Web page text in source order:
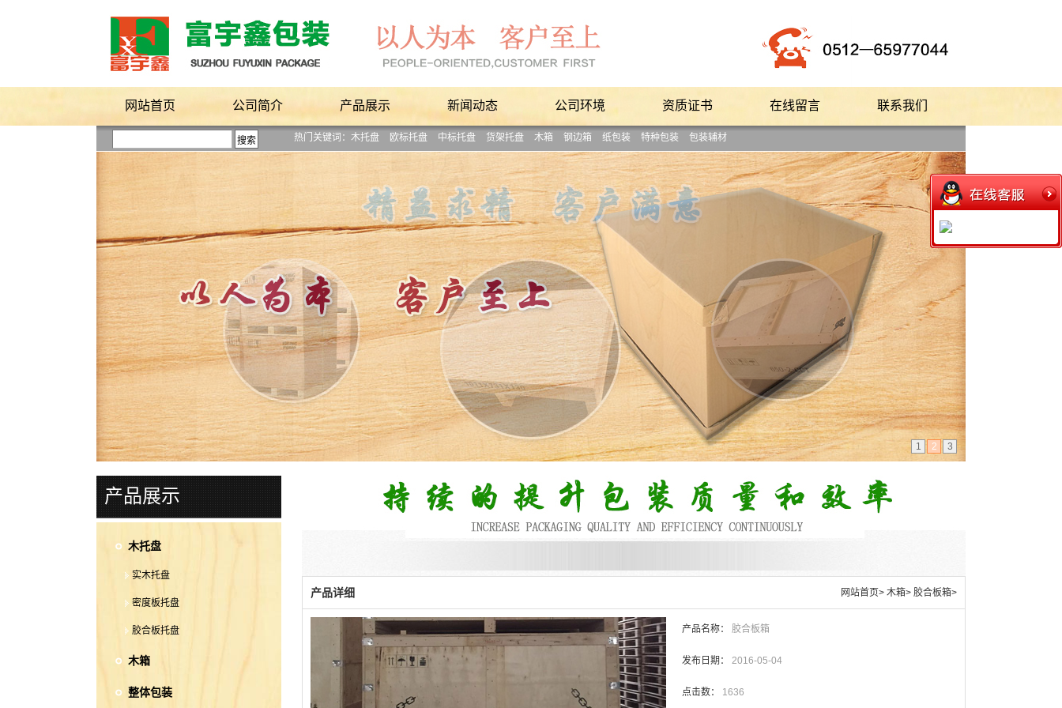
网站首页 公司简介 产品展示 新闻动态 公司环境 资质证书 在线留言 联系我们
热门关键词： 木托盘 欧标托盘 中标托盘 货架托盘 木箱 钢边箱 纸包装 特种包装 包装辅材
1 2 3
产品展示
木托盘
实木托盘
密度板托盘
胶合板托盘
木箱
整体包装
产品详细 网站首页> 木箱> 胶合板箱>
产品名称： 胶合板箱
发布日期： 2016-05-04
点击数： 1636